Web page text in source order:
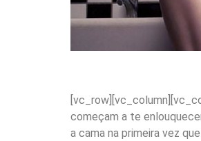
começam a te
a cama na primeira vez